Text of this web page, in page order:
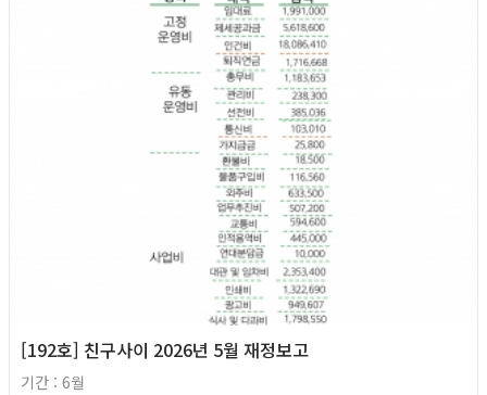
[192호] 친구사이 2026년 5월 재정보고
기간 : 6월